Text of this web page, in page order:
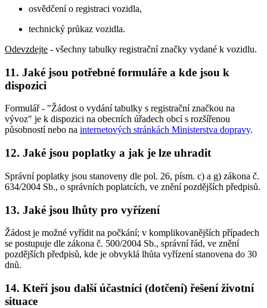
osvědčení o registraci vozidla,
technický průkaz vozidla.
Odevzdejte - všechny tabulky registrační značky vydané k vozidlu.
11. Jaké jsou potřebné formuláře a kde jsou k
dispozici
Formulář - "Žádost o vydání tabulky s registrační značkou na
vývoz" je k dispozici na obecních úřadech obcí s rozšířenou
působností nebo na internetových stránkách Ministerstva dopravy.
12. Jaké jsou poplatky a jak je lze uhradit
Správní poplatky jsou stanoveny dle pol. 26, písm. c) a g) zákona č.
634/2004 Sb., o správních poplatcích, ve znění pozdějších předpisů.
13. Jaké jsou lhůty pro vyřízení
Žádost je možné vyřídit na počkání; v komplikovanějších případech
se postupuje dle zákona č. 500/2004 Sb., správní řád, ve znění
pozdějších předpisů, kde je obvyklá lhůta vyřízení stanovena do 30
dnů.
14. Kteří jsou další účastníci (dotčení) řešení životní
situace